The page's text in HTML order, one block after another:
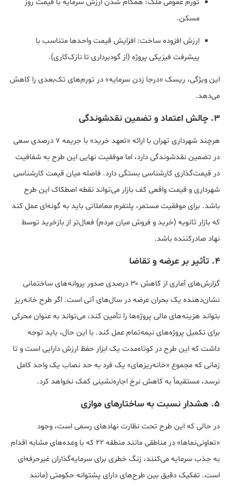
تورم عمومی ملک: همگام شدن ارزش سرمایه با قیمت روز
مسکن.
ارزش افزوده ساخت: افزایش قیمت واحدها متناسب با
پیشرفت فیزیکی پروژه (از گودبرداری تا نازک‌کاری).
این ویژگی، ریسک «درجا زدن سرمایه» در تورم‌های تک‌بعدی را کاهش
می‌دهد.
۳. چالش اعتماد و تضمین نقدشوندگی
هرچند شهرداری تهران با ارائه «تعهد خرید» با جریمه ۷ درصدی سعی
در تضمین نقدشوندگی دارد، اما موفقیت نهایی این طرح به شفافیت
در قیمت‌گذاری کارشناسی بستگی دارد. فاصله میان قیمت کارشناسی
شهرداری و قیمت واقعی کف بازار می‌تواند نقطه اصطکاک این طرح
باشد. برای موفقیت مستمر، پلتفرم معاملاتی باید به گونه‌ای عمل کند
که بازار ثانویه (خرید و فروش میان مردم) فعال‌تر از بازخرید توسط
نهاد صادرکننده باشد.
۴. تأثیر بر عرضه و تقاضا
گزارش‌های آماری از کاهش ۳۰ درصدی صدور پروانه‌های ساختمانی
نشان‌دهنده یک بحران عرضه در سال‌های آتی است. اگر طرح خانه‌ریز
بتواند هزینه‌های مالی پروژه‌ها را تأمین کند، می‌تواند به عنوان محرکی
برای تکمیل پروژه‌های نیمه‌تمام عمل کند. با این حال، باید توجه
داشت که این طرح در کوتاه‌مدت یک ابزار حفظ ارزش دارایی است و تا
زمانی که مجموع «خانه‌ریزهای» یک فرد به حد نصاب یک واحد کامل
نرسد، مستقیماً به کاهش نرخ اجاره‌نشینی کمک نخواهد کرد.
۵. هشدار نسبت به ساختارهای موازی
در حالی که این طرح تحت نظارت نهادهای رسمی است، وجود
«تعاونی‌نماها» در مناطقی مانند منطقه ۲۲ که با وعده‌های مشابه اقدام
به جذب سرمایه می‌کنند، زنگ خطری برای سرمایه‌گذاران غیرحرفه‌ای
است. تفکیک دقیق بین طرح‌های دارای پشتوانه حکومتی (مانند